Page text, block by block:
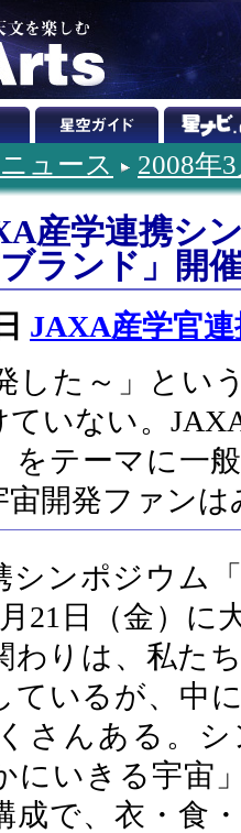
ュース 2008年
産学連携シ
ランド」開
JAXA産学官連
した～」とい
ていない。
をテーマに一
宙開発ファン
シンポジウム
21日（金）に
わりは、私た
ているが、中
さんある。
にいきる宇宙
成で、衣・食